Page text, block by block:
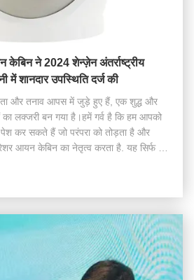
केबिन ने 2024 शेन्ज़ेन अंतर्राष्ट्रीय
में शानदार उपस्थिति दर्ज की
और तनाव आपस में जुड़े हुए हैं, एक शुद्ध और
लक्जरी बन गया है।हमें गर्व है कि हम आपको
पेश कर सकते हैं जो परंपरा को तोड़ता है और
आयन केबिन का नेतृत्व करता है. यह सिर्फ एक